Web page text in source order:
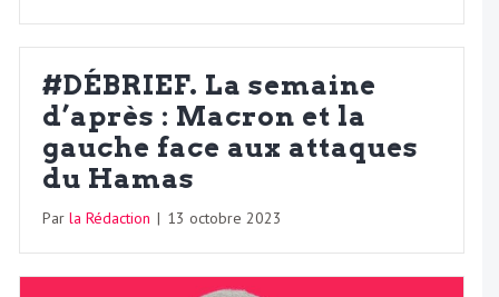
#DÉBRIEF. La semaine
d’après : Macron et la
gauche face aux attaques
du Hamas
Par la Rédaction | 13 octobre 2023